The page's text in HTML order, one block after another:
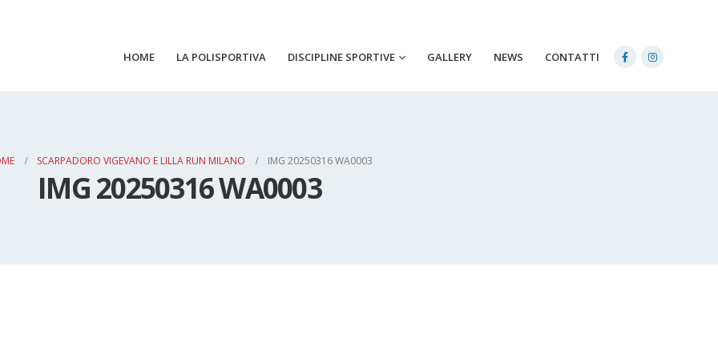
HOME LA POLISPORTIVA DISCIPLINE SPORTIVE GALLERY NEWS CONTATTI
SCARPADORO VIGEVANO E LILLA RUN MILANO IMG 20250316 WA0003
IMG 20250316 WA0003